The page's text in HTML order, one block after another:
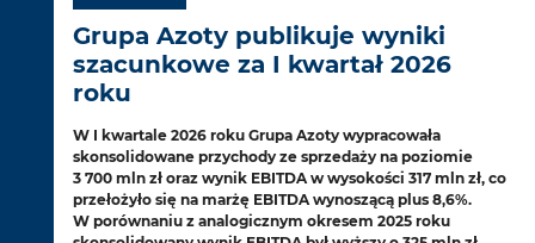
Grupa Azoty publikuje wyniki
szacunkowe za I kwartał 2026
roku
W I kwartale 2026 roku Grupa Azoty wypracowała
skonsolidowane przychody ze sprzedaży na poziomie
3 700 mln zł oraz wynik EBITDA w wysokości 317 mln zł, co
przełożyło się na marżę EBITDA wynoszącą plus 8,6%.
W porównaniu z analogicznym okresem 2025 roku